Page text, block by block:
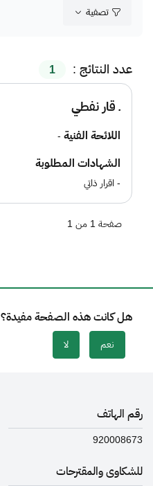
تصفية
عدد النتائج : 1
ـ قار نفطي
اللائحة الفنية -
الشهادات المطلوبة
- اقرار ذاتي
صفحة 1 من 1
هل كانت هذه الصفحة مفيدة؟
نعم لا
رقم الهاتف
920008673
للشكاوى والمقترحات